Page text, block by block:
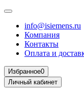
info@isiemens.ru
Компания
Контакты
Оплата и
Избранное0
Личный кабинет